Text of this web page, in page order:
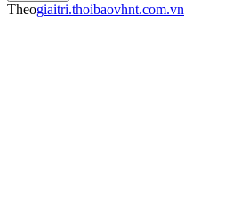
Theogiaitri.thoibaovhnt.com.vn